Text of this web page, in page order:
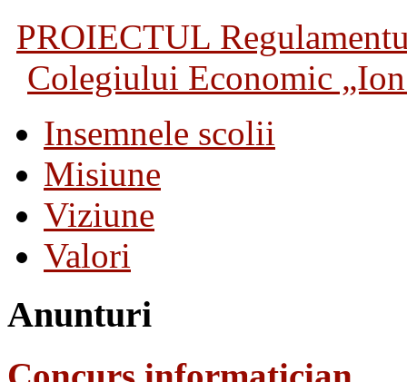
PROIECTUL
Colegiului Economic
Insemnele scolii
Misiune
Viziune
Valori
Anunturi